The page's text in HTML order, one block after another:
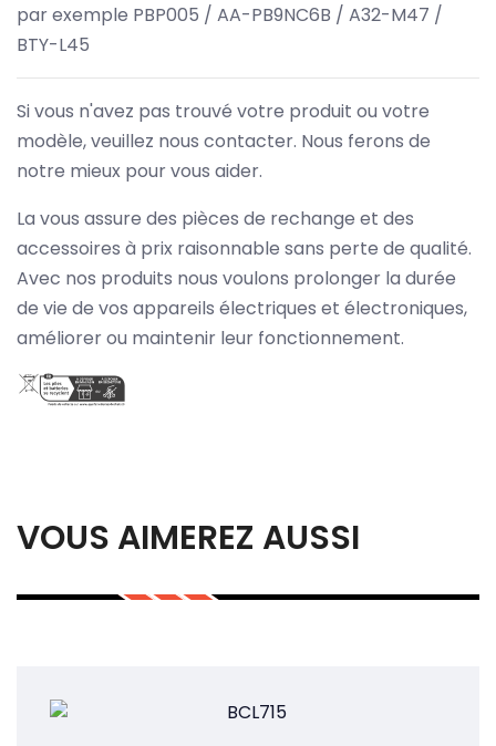
par exemple PBP005 / AA-PB9NC6B / A32-M47 /
BTY-L45
Si vous n'avez pas trouvé votre produit ou votre
modèle, veuillez nous contacter. Nous ferons de
notre mieux pour vous aider.
La vous assure des pièces de rechange et des
accessoires à prix raisonnable sans perte de qualité.
Avec nos produits nous voulons prolonger la durée
de vie de vos appareils électriques et électroniques,
améliorer ou maintenir leur fonctionnement.
VOUS AIMEREZ AUSSI